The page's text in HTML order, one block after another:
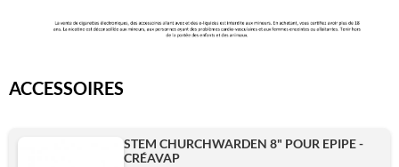
ACCESSOIRES
STEM CHURCHWARDEN 8" POUR EPIPE -
CRÉAVAP